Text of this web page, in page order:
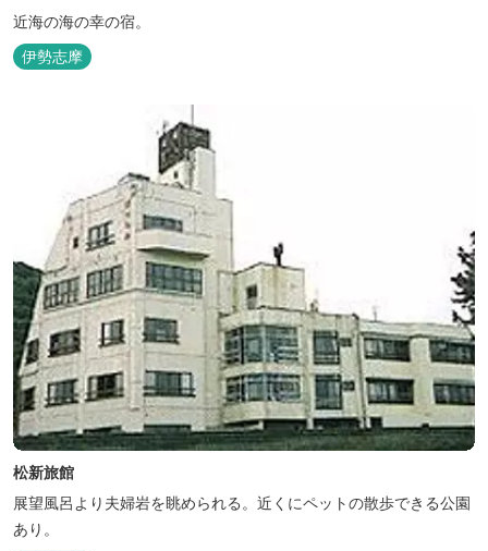
近海の海の幸の宿。
伊勢志摩
松新旅館
展望風呂より夫婦岩を眺められる。近くにペットの散歩できる公園
あり。